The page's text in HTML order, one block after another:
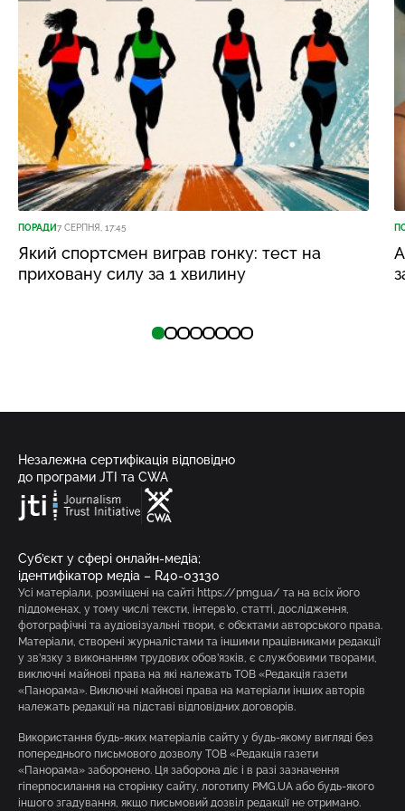
ПОРАДИ7 СЕРПНЯ, 17:45
Який спортсмен виграв гонку: тест на
приховану силу за 1 хвилину
Незалежна сертифікація відповідно
до програми JTI та CWA
Суб’єкт у сфері онлайн-медіа;
ідентифікатор медіа – R40-03130
Усі матеріали, розміщені на сайті https://pmg.ua/ та на всіх його
піддоменах, у тому числі тексти, інтерв’ю, статті, дослідження,
фотографічні та аудіовізуальні твори, є об’єктами авторського права.
Матеріали, створені журналістами та іншими працівниками редакції
у зв’язку з виконанням трудових обов’язків, є службовими творами,
виключні майнові права на які належать ТОВ «Редакція газети
«Панорама». Виключні майнові права на матеріали інших авторів
належать редакції на підставі відповідних договорів.
Використання будь-яких матеріалів сайту у будь-якому вигляді без
попереднього письмового дозволу ТОВ «Редакція газети
«Панорама» заборонено. Ця заборона діє і в разі зазначення
гіперпосилання на сторінку сайту, логотипу PMG.UA або будь-якого
іншого згадування, якщо письмовий дозвіл редакції не отримано.